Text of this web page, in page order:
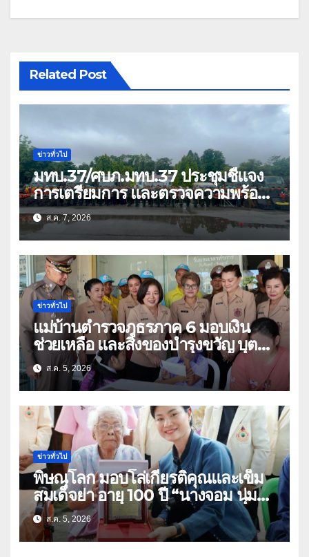
Related Post
ข่าวทั่วไป
มทบ.37/ศบภ.มทบ.37 ประชุมชี้แจง
การเตรียมการ และตรวจความพร้อม
ด้านการบรรเทาสาธารณภัย
ส.ค. 7, 2026
ข่าวทั่วไป
แม่บ้านตำรวจภูธรภาค 6 มอบเงิน
ช่วยเหลือ และสิ่งของบำรุงขวัญ บุตร-
ธิดา ข้าราชการตำรวจจังหวัด
อุทัยธานี
ส.ค. 5, 2026
ข่าวทั่วไป
พิษณุโลก มอบโล่เกียรติคุณและเข็ม
สมเด็จย่า อายุ 100 ปี “นางจอม นุ่ม
เนตร” ตำบลบ้านกร่าง อำเภอเมือง
ส.ค. 5, 2026